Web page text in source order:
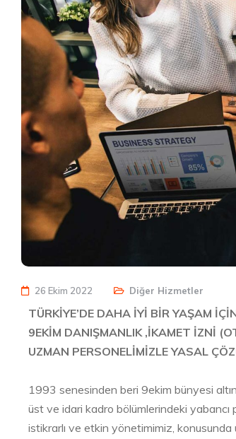
26 Ekim 2022 Diğer Hizmetler
TÜRKİYE’DE DAHA İYİ BİR YAŞAM
9EKİM DANIŞMANLIK ,İKAMET İZNİ
UZMAN PERSONELİMİZLE YASAL
1993 senesinden beri 9ekim bünyesi
üst ve idari kadro bölümlerindeki
istikrarlı ve etkin yönetimimiz,